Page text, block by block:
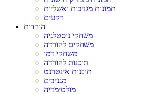
תמונות מגניבות ואשליות
רקעים
הורדות
משחקי נוסטלגיה
משחקים להורדה
משחקי דמו
תוכנות להורדה
תוכנות אינטרנט
מגניבים
מולטימדיה